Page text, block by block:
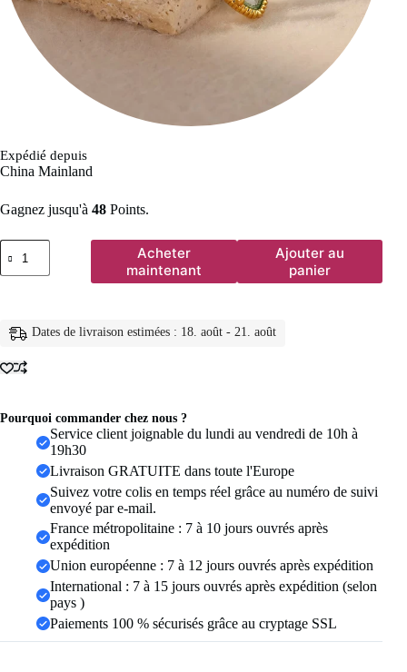
Expédié depuis
China Mainland
Gagnez jusqu'à 48 Points.
quantité
de
Bagues
Zircon
bleu
en
inoxydable
papillon,
brillants
Acheter
maintenant
Ajouter au
panier
Dates de livraison estimées : 18. août - 21. août
Pourquoi commander chez nous ?
Service client joignable du lundi au vendredi de 10h à
19h30
Livraison GRATUITE dans toute l'Europe
Suivez votre colis en temps réel grâce au numéro de suivi
envoyé par e-mail.
France métropolitaine : 7 à 10 jours ouvrés après
expédition
Union européenne : 7 à 12 jours ouvrés après expédition
International : 7 à 15 jours ouvrés après expédition (selon
pays )
Paiements 100 % sécurisés grâce au cryptage SSL